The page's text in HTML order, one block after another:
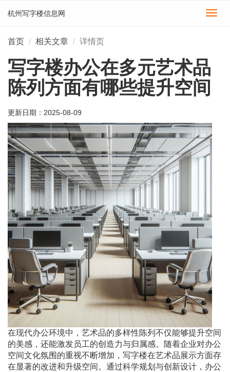
切
杭州写字楼信息网
首页 相关文章 详情页
写字楼办公在多元艺术品
陈列方面有哪些提升空间
更新日期： 2025-08-09
在现代办公环境中，艺术品的多样性陈列不仅能够提升空间
的美感，还能激发员工的创造力与归属感。随着企业对办公
空间文化氛围的重视不断增加，写字楼在艺术品展示方面存
在显著的改进和升级空间。通过科学规划与创新设计，办公